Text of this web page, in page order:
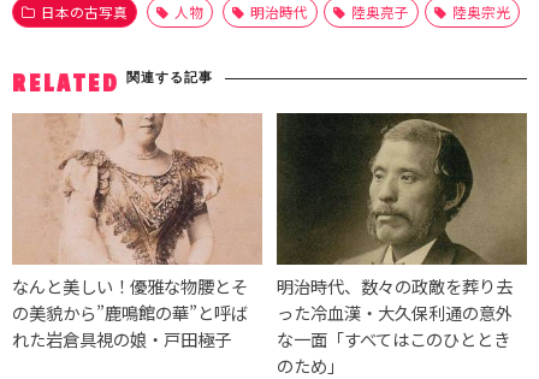
日本の古写真 人物 明治時代 陸奥亮子 陸奥宗光
RELATED 関連する記事
なんと美しい！優雅な物腰とそ
の美貌から”鹿鳴館の華”と呼ば
れた岩倉具視の娘・戸田極子
明治時代、数々の政敵を葬り去
った冷血漢・大久保利通の意外
な一面「すべてはこのひととき
のため」